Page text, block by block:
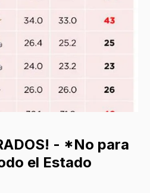
- *No para
el Estado